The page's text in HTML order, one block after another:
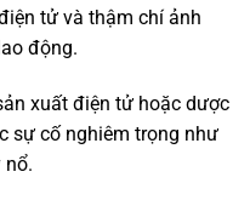
tử và thậm chí ảnh
động.
xuất điện tử hoặc dược
sự cố nghiêm trọng như
nổ.